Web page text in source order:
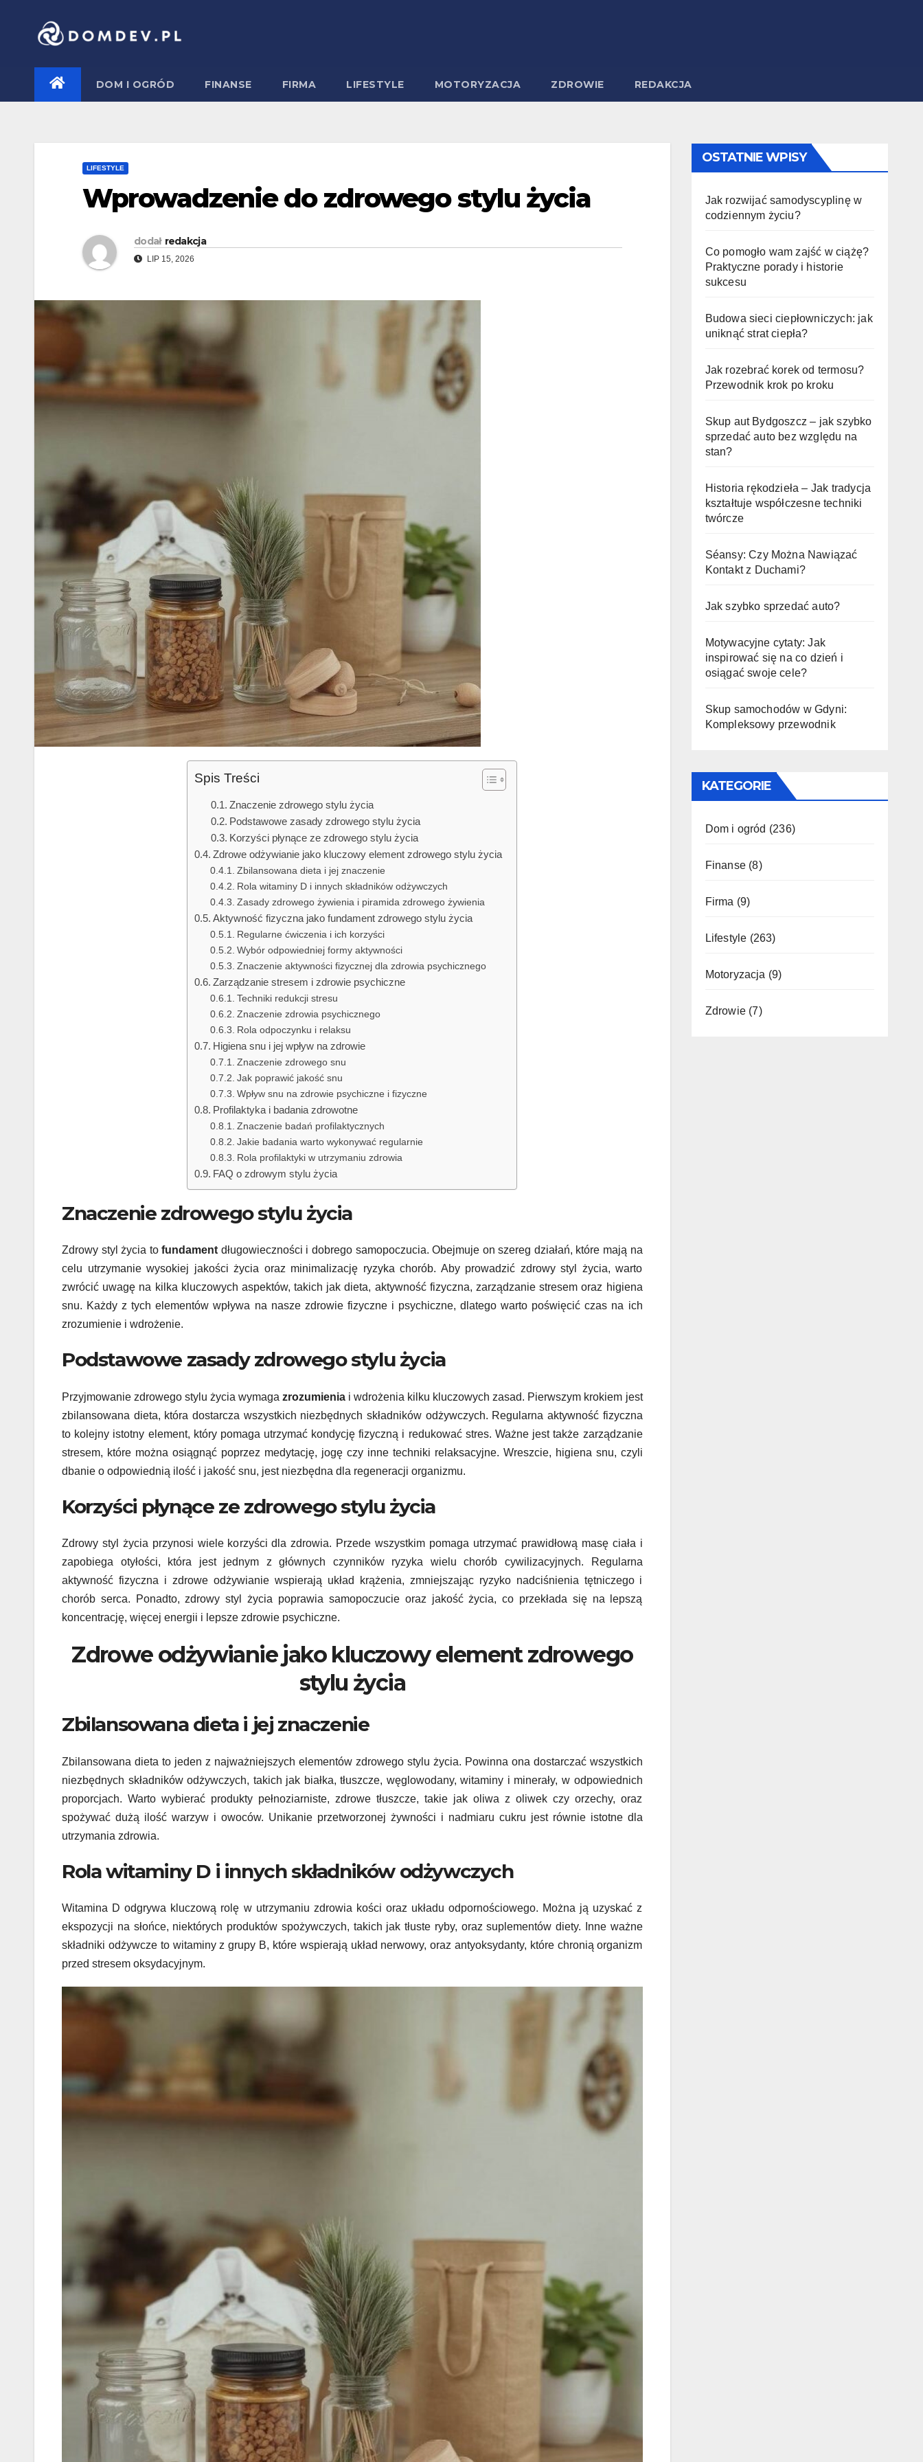
DOM I OGRÓD FINANSE FIRMA LIFESTYLE MOTORYZACJA ZDROWIE REDAKCJA
LIFESTYLE
Wprowadzenie do zdrowego stylu życia
dodał redakcja
LIP 15, 2026
Spis Treści
Znaczenie zdrowego stylu życia
Podstawowe zasady zdrowego stylu życia
Korzyści płynące ze zdrowego stylu życia
Zdrowe odżywianie jako kluczowy element zdrowego stylu życia
Zbilansowana dieta i jej znaczenie
Rola witaminy D i innych składników odżywczych
Zasady zdrowego żywienia i piramida zdrowego żywienia
Aktywność fizyczna jako fundament zdrowego stylu życia
Regularne ćwiczenia i ich korzyści
Wybór odpowiedniej formy aktywności
Znaczenie aktywności fizycznej dla zdrowia psychicznego
Zarządzanie stresem i zdrowie psychiczne
Techniki redukcji stresu
Znaczenie zdrowia psychicznego
Rola odpoczynku i relaksu
Higiena snu i jej wpływ na zdrowie
Znaczenie zdrowego snu
Jak poprawić jakość snu
Wpływ snu na zdrowie psychiczne i fizyczne
Profilaktyka i badania zdrowotne
Znaczenie badań profilaktycznych
Jakie badania warto wykonywać regularnie
Rola profilaktyki w utrzymaniu zdrowia
FAQ o zdrowym stylu życia
Znaczenie zdrowego stylu życia
Zdrowy styl życia tofundament długowieczności i dobrego samopoczucia. Obejmuje on szereg działań, które mają na
celu utrzymanie wysokiej jakości życia oraz minimalizację ryzyka chorób. Aby prowadzić zdrowy styl życia, warto
zwrócić uwagę na kilka kluczowych aspektów, takich jak dieta, aktywność fizyczna, zarządzanie stresem oraz higiena
snu. Każdy z tych elementów wpływa na nasze zdrowie fizyczne i psychiczne, dlatego warto poświęcić czas na ich
zrozumienie i wdrożenie.
Podstawowe zasady zdrowego stylu życia
Przyjmowanie zdrowego stylu życia wymagazrozumienia i wdrożenia kilku kluczowych zasad. Pierwszym krokiem jest
zbilansowana dieta, która dostarcza wszystkich niezbędnych składników odżywczych. Regularna aktywność fizyczna
to kolejny istotny element, który pomaga utrzymać kondycję fizyczną i redukować stres. Ważne jest także zarządzanie
stresem, które można osiągnąć poprzez medytację, jogę czy inne techniki relaksacyjne. Wreszcie, higiena snu, czyli
dbanie o odpowiednią ilość i jakość snu, jest niezbędna dla regeneracji organizmu.
Korzyści płynące ze zdrowego stylu życia
Zdrowy styl życia przynosi wiele korzyści dla zdrowia. Przede wszystkim pomaga utrzymać prawidłową masę ciała i
zapobiega otyłości, która jest jednym z głównych czynników ryzyka wielu chorób cywilizacyjnych. Regularna
aktywność fizyczna i zdrowe odżywianie wspierają układ krążenia, zmniejszając ryzyko nadciśnienia tętniczego i
chorób serca. Ponadto, zdrowy styl życia poprawia samopoczucie oraz jakość życia, co przekłada się na lepszą
koncentrację, więcej energii i lepsze zdrowie psychiczne.
Zdrowe odżywianie jako kluczowy element zdrowego
stylu życia
Zbilansowana dieta i jej znaczenie
Zbilansowana dieta to jeden z najważniejszych elementów zdrowego stylu życia. Powinna ona dostarczać wszystkich
niezbędnych składników odżywczych, takich jak białka, tłuszcze, węglowodany, witaminy i minerały, w odpowiednich
proporcjach. Warto wybierać produkty pełnoziarniste, zdrowe tłuszcze, takie jak oliwa z oliwek czy orzechy, oraz
spożywać dużą ilość warzyw i owoców. Unikanie przetworzonej żywności i nadmiaru cukru jest równie istotne dla
utrzymania zdrowia.
Rola witaminy D i innych składników odżywczych
Witamina D odgrywa kluczową rolę w utrzymaniu zdrowia kości oraz układu odpornościowego. Można ją uzyskać z
ekspozycji na słońce, niektórych produktów spożywczych, takich jak tłuste ryby, oraz suplementów diety. Inne ważne
składniki odżywcze to witaminy z grupy B, które wspierają układ nerwowy, oraz antyoksydanty, które chronią organizm
przed stresem oksydacyjnym.
OSTATNIE WPISY
Jak rozwijać samodyscyplinę w
codziennym życiu?
Co pomogło wam zajść w ciążę?
Praktyczne porady i historie
sukcesu
Budowa sieci ciepłowniczych: jak
uniknąć strat ciepła?
Jak rozebrać korek od termosu?
Przewodnik krok po kroku
Skup aut Bydgoszcz – jak szybko
sprzedać auto bez względu na
stan?
Historia rękodzieła – Jak tradycja
kształtuje współczesne techniki
twórcze
Séansy: Czy Można Nawiązać
Kontakt z Duchami?
Jak szybko sprzedać auto?
Motywacyjne cytaty: Jak
inspirować się na co dzień i
osiągać swoje cele?
Skup samochodów w Gdyni:
Kompleksowy przewodnik
KATEGORIE
Dom i ogród (236)
Finanse(8)
Firma (9)
Lifestyle (263)
Motoryzacja (9)
Zdrowie(7)